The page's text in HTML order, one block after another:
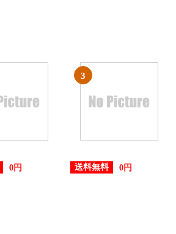
0円
3
送料無料 0円